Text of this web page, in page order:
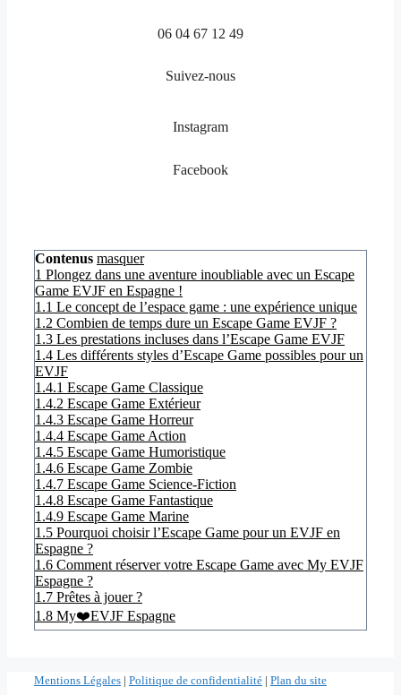
06 04 67 12 49
Suivez-nous
Instagram
Facebook
Contenus masquer
1 Plongez dans une aventure inoubliable avec un Escape
Game EVJF en Espagne !
1.1 Le concept de l’espace game : une expérience unique
1.2 Combien de temps dure un Escape Game EVJF ?
1.3 Les prestations incluses dans l’Escape Game EVJF
1.4 Les différents styles d’Escape Game possibles pour un
EVJF
1.4.1 Escape Game Classique
1.4.2 Escape Game Extérieur
1.4.3 Escape Game Horreur
1.4.4 Escape Game Action
1.4.5 Escape Game Humoristique
1.4.6 Escape Game Zombie
1.4.7 Escape Game Science-Fiction
1.4.8 Escape Game Fantastique
1.4.9 Escape Game Marine
1.5 Pourquoi choisir l’Escape Game pour un EVJF en
Espagne ?
1.6 Comment réserver votre Escape Game avec My EVJF
Espagne ?
1.7 Prêtes à jouer ?
1.8 My❤️EVJF Espagne
Mentions Légales | Politique de confidentialité | Plan du site